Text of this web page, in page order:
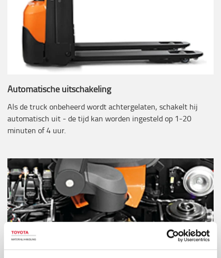
Automatische uitschakeling
Als de truck onbeheerd wordt achtergelaten, schakelt hij
automatisch uit - de tijd kan worden ingesteld op 1-20
minuten of 4 uur.